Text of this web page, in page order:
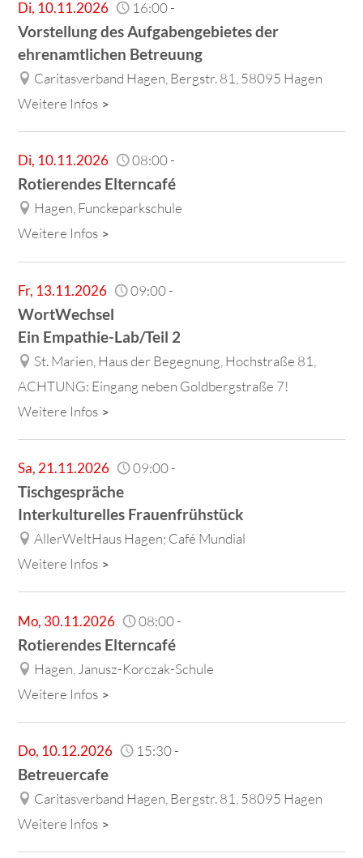
Di, 10.11.2026 16:00-
Vorstellung des Aufgabengebietes der
ehrenamtlichen Betreuung
Caritasverband Hagen, Bergstr. 81, 58095 Hagen
Weitere Infos
Di, 10.11.2026 08:00-
Rotierendes Elterncafé
Hagen, Funckeparkschule
Weitere Infos
Fr, 13.11.2026 09:00-
WortWechsel
Ein Empathie-Lab/Teil 2
St. Marien, Haus der Begegnung, Hochstraße 81,
ACHTUNG: Eingang neben Goldbergstraße 7!
Weitere Infos
Sa, 21.11.2026 09:00-
Tischgespräche
Interkulturelles Frauenfrühstück
AllerWeltHaus Hagen; Café Mundial
Weitere Infos
Mo, 30.11.2026 08:00-
Rotierendes Elterncafé
Hagen, Janusz-Korczak-Schule
Weitere Infos
Do, 10.12.2026 15:30-
Betreuercafe
Caritasverband Hagen, Bergstr. 81, 58095 Hagen
Weitere Infos